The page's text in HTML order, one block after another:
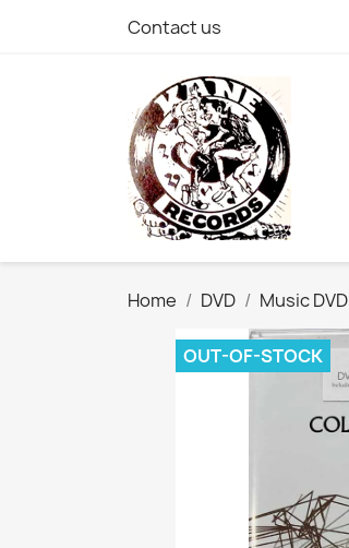
Contact us
Home DVD Music DVD
OUT-OF-STOCK